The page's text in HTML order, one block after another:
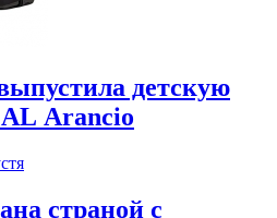
детскую
AL Arancio
страной с